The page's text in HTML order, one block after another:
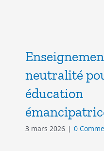
neutralité
éducation
3 mars 2026 | 0